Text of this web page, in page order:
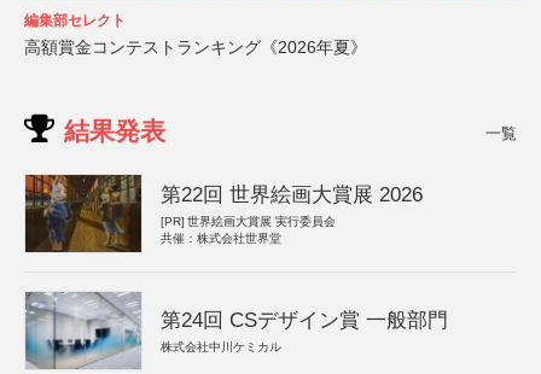
編集部セレクト
高額賞金コンテストランキング《2026年夏》
結果発表 一覧
第22回 世界絵画大賞展 2026
[PR] 世界絵画大賞展 実行委員会
共催：株式会社世界堂
第24回 CSデザイン賞 一般部門
株式会社中川ケミカル